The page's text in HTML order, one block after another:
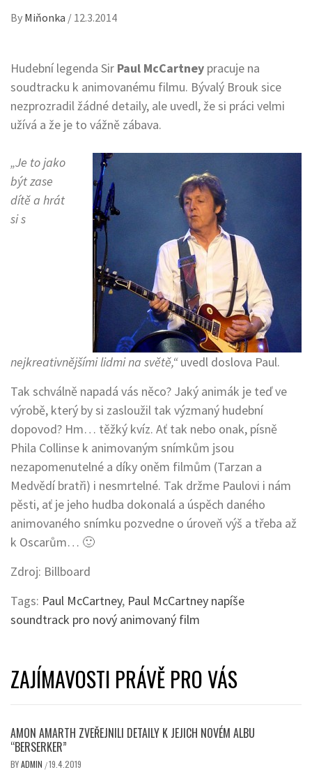
By Miňonka / 12.3.2014
Hudební legenda Sir Paul McCartney pracuje na
soudtracku k animovanému filmu. Bývalý Brouk sice
nezprozradil žádné detaily, ale uvedl, že si práci velmi
užívá a že je to vážně zábava.
„Je to jako
být zase
dítě a hrát
si s
nejkreativnějšími lidmi na světě,“uvedl doslova Paul.
Tak schválně napadá vás něco? Jaký animák je teď ve
výrobě, který by si zasloužil tak výzmaný hudební
dopovod? Hm… těžký kvíz. Ať tak nebo onak, písně
Phila Collinse k animovaným snímkům jsou
nezapomenutelné a díky oněm filmům (Tarzan a
Medvědí bratři) i nesmrtelné. Tak držme Paulovi i nám
pěsti, ať je jeho hudba dokonalá a úspěch daného
animovaného snímku pozvedne o úroveň výš a třeba až
k Oscarům… 🙂
Zdroj: Billboard
Tags: Paul McCartney, Paul McCartney napíše
soundtrack pro nový animovaný film
ZAJÍMAVOSTI PRÁVĚ PRO VÁS
AMON AMARTH ZVEŘEJNILI DETAILY K JEJICH NOVÉM ALBU
“BERSERKER”
BYADMIN /19.4.2019